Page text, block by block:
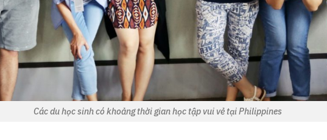
Các du học sinh có khoảng thời gian học tập vui vẻ tại Philippines